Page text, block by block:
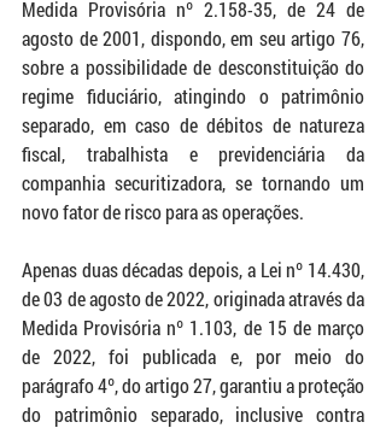
Medida Provisória nº 2.158-35, de 24 de
agosto de 2001, dispondo, em seu artigo 76,
sobre a possibilidade de desconstituição do
regime fiduciário, atingindo o patrimônio
separado, em caso de débitos de natureza
fiscal, trabalhista e previdenciária da
companhia securitizadora, se tornando um
novo fator de risco para as operações.
Apenas duas décadas depois, a Lei nº 14.430,
de 03 de agosto de 2022, originada através da
Medida Provisória nº 1.103, de 15 de março
de 2022, foi publicada e, por meio do
parágrafo 4º, do artigo 27, garantiu a proteção
do patrimônio separado, inclusive contra